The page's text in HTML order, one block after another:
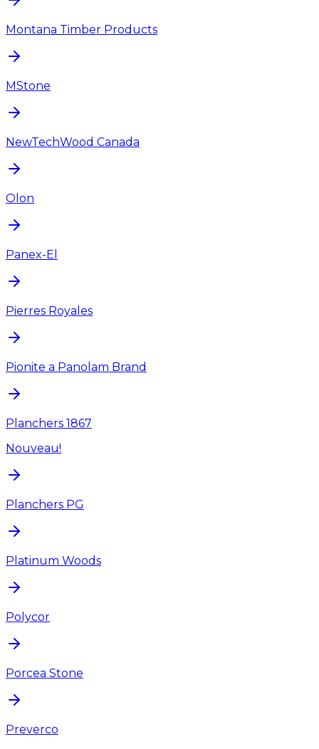
Montana Timber Products
MStone
NewTechWood Canada
Olon
Panex-El
Pierres Royales
Pionite a Panolam Brand
Planchers 1867
Nouveau!
Planchers PG
Platinum Woods
Polycor
Porcea Stone
Preverco